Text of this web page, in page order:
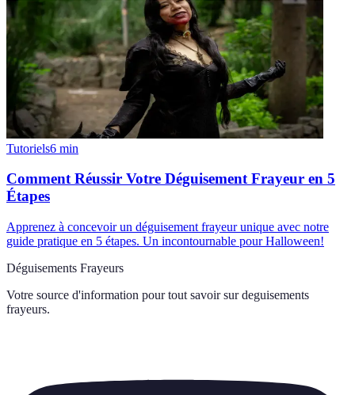
Tutoriels6 min
Comment Réussir Votre Déguisement Frayeur en 5
Étapes
Apprenez à concevoir un déguisement frayeur unique avec notre
guide pratique en 5 étapes. Un incontournable pour Halloween!
Déguisements Frayeurs
Votre source d'information pour tout savoir sur deguisements
frayeurs.